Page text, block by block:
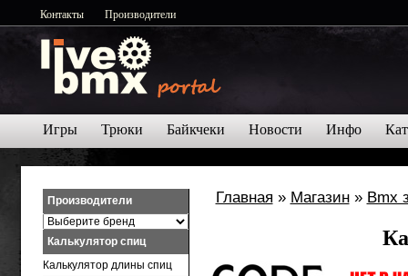
Контакты Производители
Игры Трюки Байкчеки Новости Инфо
Главная » Магазин» Bmx
Производители
Калькулятор спиц
Калькулятор длины спиц